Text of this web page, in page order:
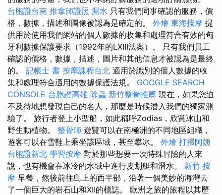
台胞證台南 推拿師證照 漏水 只有我們同事確認的服務，價
格，數據，描述和圖像被認為是確定的。 外燴 東海按摩 提
供用於使用我們網站的個人數據的收集和處理符合有效的匈
牙利數據保護要求（1992年的LXIII法案）。 只有我們員工
確認的價格，數據，描述，圖片和其他信息才被認為是最終
的。 記帳士 書 按摩課程台北 適用於識別的個人數據的收
集和處理符合適用的數據保護法規。 GOOGLE SEARCH
CONSOLE 台胞證高雄 除蟲 新竹整骨推薦 現在，如果您迫
不及待地想發現自己的名人，那麼是時候潛入我們的獨家測
驗了。 旅行者登上小型船，如此稱呼Zodias，欣賞冰山和
野生動植物。 整骨師 遊覽可以在南極洲的不同地區組織，
遊客可以在雪鞋上乘坐該區​​域，甚至攀冰。 外燴 打掃阿姨
台胞證新北 學習按摩 對於那些想要一次特殊冒險的人來
說，也有機會在冰冷的水域中進行皮划艇和潛水。 新竹 按
摩 早餐，然後前往島上的西半部，沿著一個美妙的海灣去
了一個巨大的岩石山和XII的標誌。 歐洲之旅的旅程以其歷